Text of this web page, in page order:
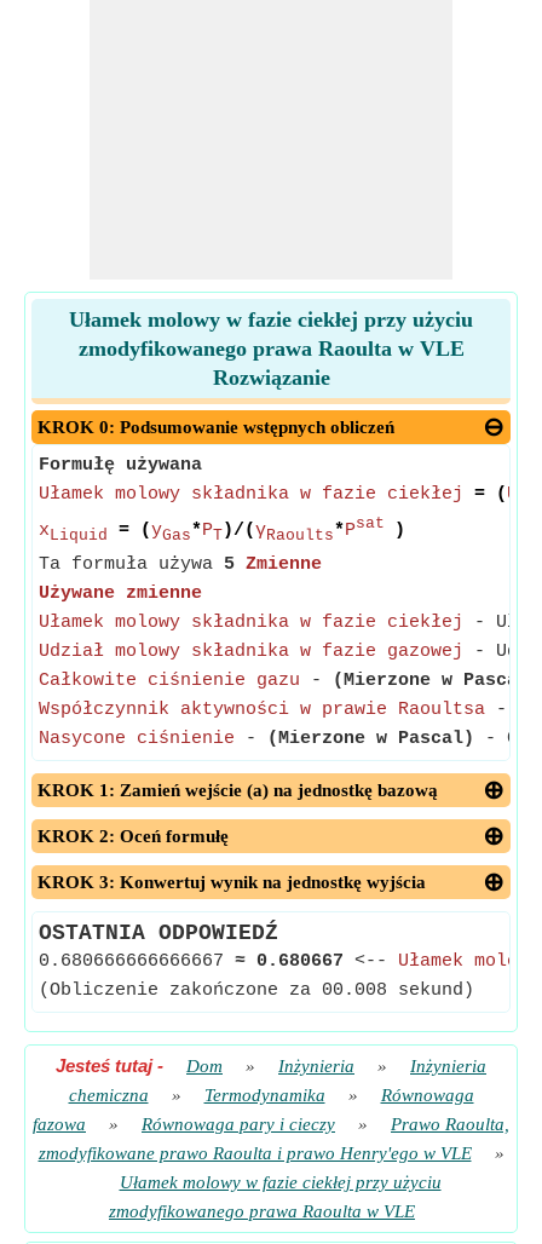
Ułamek molowy w fazie ciekłej przy użyciu
zmodyfikowanego prawa Raoulta w VLE
Rozwiązanie
KROK 0: Podsumowanie wstępnych obliczeń
Formułę używana
Ułamek molowy składnika w fazie ciekłej
= (
xLiquid = (yGas*P T )/(γRaoults*Psat
)
Ta formuła używa 5 Zmienne
Używane zmienne
Ułamek molowy składnika w fazie ciekłej
-
Udział molowy składnika w fazie gazowej
-
Całkowite ciśnienie gazu - (Mierzone w Pascal)
Współczynnik aktywności w prawie Raoultsa -
Nasycone ciśnienie - (Mierzone w Pascal) -
KROK 1: Zamień wejście (a) na jednostkę bazową
KROK 2: Oceń formułę
KROK 3: Konwertuj wynik na jednostkę wyjścia
OSTATNIA ODPOWIEDŹ
0.680666666666667 ≈ 0.680667 <-- Ułamek
(Obliczenie zakończone za 00.008 sekund)
Jesteś tutaj- Dom » Inżynieria »
Inżynieria
chemiczna
» Termodynamika »
Równowaga
fazowa
» Równowaga pary i cieczy »
Prawo Raoulta,
zmodyfikowane prawo Raoulta i prawo Henry'ego w VLE
»
Ułamek molowy w fazie ciekłej przy użyciu
zmodyfikowanego prawa Raoulta w VLE